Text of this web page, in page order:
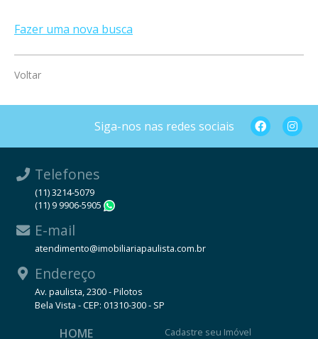
Fazer uma nova busca
Voltar
Siga-nos nas redes sociais
Telefones
(11) 3214-5079
(11) 9 9906-5905
E-mail
atendimento@imobiliariapaulista.com.br
Endereço
Av. paulista, 2300 - Pilotos
Bela Vista - CEP: 01310-300 - SP
HOME Cadastre seu Imóvel